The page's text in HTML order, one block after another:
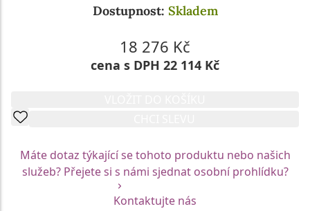
Dostupnost: Skladem
18 276 Kč
cena s DPH 22 114 Kč
Máte dotaz týkající se tohoto produktu nebo našich
služeb? Přejete si s námi sjednat osobní prohlídku?
Kontaktujte nás